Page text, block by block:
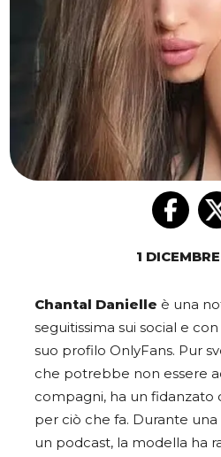
1
Chantal Danielle è una
seguitissima sui social e
suo profilo OnlyFans. Pur
che potrebbe non essere
compagni, ha un fidanzato
per ciò che fa. Durante
un podcast, la modella ha